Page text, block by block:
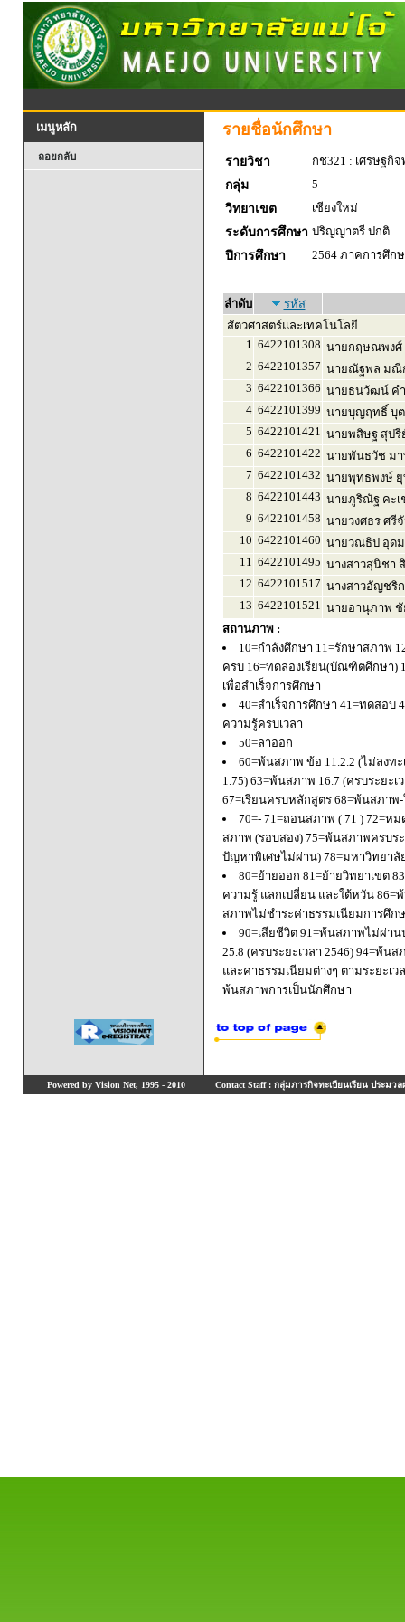
เมนูหลัก
ถอยกลับ
รายชื่อนักศึกษา
รายวิชา
กช321 : เศรษฐกิ
กลุ่ม
5
วิทยาเขต
เชียงใหม่
ระดับการศึกษา ปริญญาตรี ปกติ
ปีการศึกษา
2564 ภาคการศึก
ลำดับ
รหัส
สัตวศาสตร์และเทคโนโลยี
1 6422101308 นายกฤษณพงศ์
2 6422101357 นายณัฐพล มณี
3 6422101366 นายธนวัฒน์ ค
4 6422101399 นายบุญฤทธิ์ บุต
5 6422101421 นายพสิษฐ สุป
6 6422101422 นายพันธวัช ม
7 6422101432 นายพุทธพงษ์
8 6422101443 นายภูริณัฐ คะ
9 6422101458 นายวงศธร ศรี
10 6422101460 นายวณธิป อุด
11 6422101495 นางสาวสุนิชา
12 6422101517 นางสาวอัญชริ
13 6422101521 นายอานุภาพ
สถานภาพ :
10=กำลังศึกษา 11=รักษาสภาพ
ครบ 16=ทดลองเรียน(บัณฑิตศึกษา)
เพื่อสำเร็จการศึกษา
40=สำเร็จการศึกษา 41=ทดสอบ
ความรู้ครบเวลา
50=ลาออก
60=พ้นสภาพ ข้อ 11.2.2 (ไม่ลงท
1.75) 63=พ้นสภาพ 16.7 (ครบระยะ
67=เรียนครบหลักสูตร 68=พ้นสภา
70=- 71=ถอนสภาพ ( 71 ) 72=
สภาพ (รอบสอง) 75=พ้นสภาพครบ
ปัญหาพิเศษไม่ผ่าน) 78=มหาวิทยา
80=ย้ายออก 81=ย้ายวิทยาเขต
ความรู้ แลกเปลี่ยน และใต้หวัน
สภาพไม่ชำระค่าธรรมเนียมการศึก
90=เสียชีวิต 91=พ้นสภาพไม่ผ่า
25.8 (ครบระยะเวลา 2546) 94=พ้
และค่าธรรมเนียมต่างๆ ตามระยะเ
พ้นสภาพการเป็นนักศึกษา
Powered by Vision Net, 1995 - 2010 Contact Staff : กลุ่มภารกิจทะเบียนเรียน ประมวล